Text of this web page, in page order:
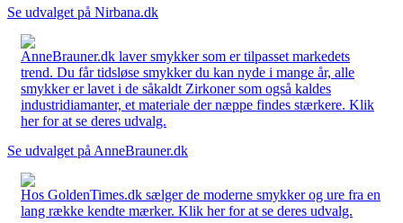
Se udvalget på Nirbana.dk
AnneBrauner.dk laver smykker som er tilpasset markedets
trend. Du får tidsløse smykker du kan nyde i mange år, alle
smykker er lavet i de såkaldt Zirkoner som også kaldes
industridiamanter, et materiale der næppe findes stærkere. Klik
her for at se deres udvalg.
Se udvalget på AnneBrauner.dk
Hos GoldenTimes.dk sælger de moderne smykker og ure fra en
lang række kendte mærker. Klik her for at se deres udvalg.